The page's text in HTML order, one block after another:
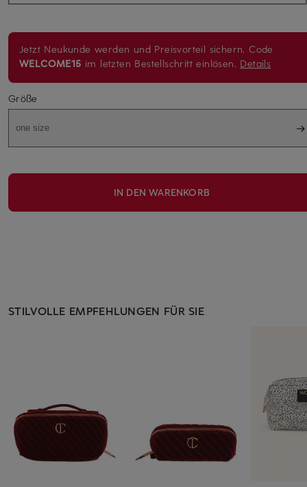
Jetzt Neukunde werden und Preisvorteil sichern. Code
WELCOME15 im letzten Bestellschritt einlösen. Details
Größe
one size
IN DEN WARENKORB
STILVOLLE EMPFEHLUNGEN FÜR SIE